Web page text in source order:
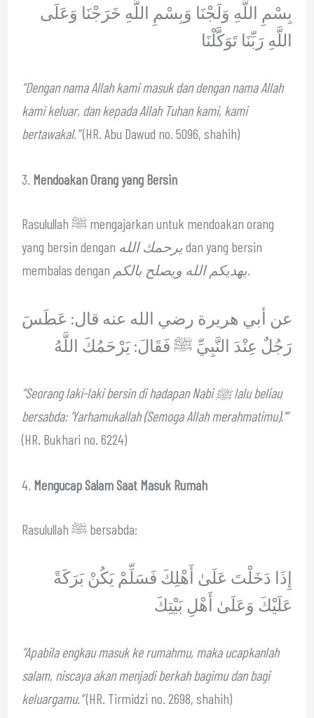
بِسْمِ اللَّهِ وَلَجْنَا وَبِسْمِ اللَّهِ خَرَجْنَا وَعَلَى
اللَّهِ رَبِّنَا تَوَكَّلْنَا
“Dengan nama Allah kami masuk dan dengan nama Allah
kami keluar, dan kepada Allah Tuhan kami, kami
bertawakal.”(HR. Abu Dawud no. 5096, shahih)
3. Mendoakan Orang yang Bersin
Rasulullah ﷺ mengajarkan untuk mendoakan orang
yang bersin dengan يرحمك الله dan yang bersin
membalas dengan يهديكم الله ويصلح بالكم
عن أبي هريرة رضي الله عنه قال: عَطَسَ
رَجُلٌ عِنْدَ النَّبِيِّ ﷺ فَقَالَ: يَرْحَمُكَ اللَّهُ
“Seorang laki-laki bersin di hadapan Nabi ﷺ lalu beliau
bersabda: ‘Yarhamukallah (Semoga Allah merahmatimu).'”
(HR. Bukhari no. 6224)
4. Mengucap Salam Saat Masuk Rumah
Rasulullah ﷺ bersabda:
إِذَا دَخَلْتَ عَلَىٰ أَهْلِكَ فَسَلِّمْ يَكُنْ بَرَكَةً
عَلَيْكَ وَعَلَىٰ أَهْلِ بَيْتِكَ
“Apabila engkau masuk ke rumahmu, maka ucapkanlah
salam, niscaya akan menjadi berkah bagimu dan bagi
keluargamu.”(HR. Tirmidzi no. 2698, shahih)